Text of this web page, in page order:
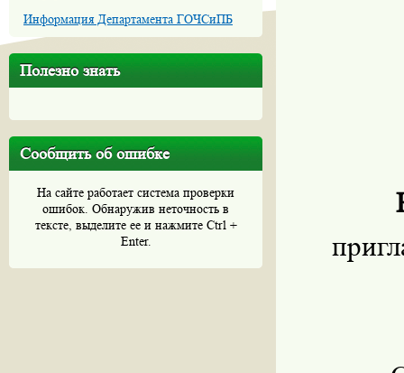
Информация Департамента ГОЧСиПБ
Полезно знать
Сообщить об ошибке
На сайте работает система проверки
ошибок. Обнаружив неточность в
тексте, выделите ее и нажмите Ctrl +
Enter.